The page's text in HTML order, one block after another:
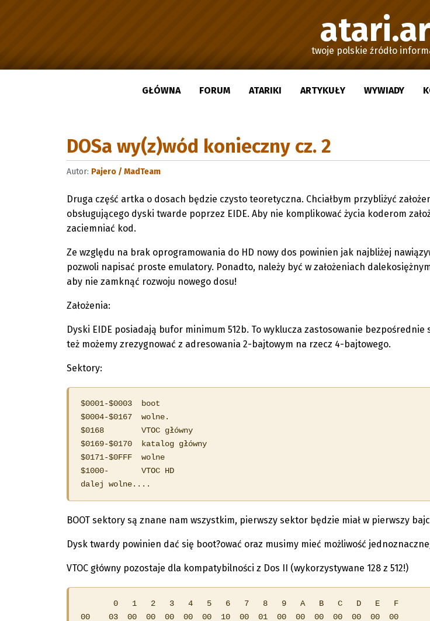
twoje polskie źródło
GŁÓWNA FORUM ATARIKI ARTYKUŁY WYWIADY
DOSa wy(z)wód konieczny cz. 2
Autor: Pajero / MadTeam
Druga część artka o dosach będzie czysto teoretyczna. Chciałbym przybliżyć
obsługującego dyski twarde poprzez EIDE. Aby nie komplikować życia koderom
zaciemniać kod.
Ze względu na brak oprogramowania do HD nowy dos powinien jak najbliżej
pozwoli napisać proste emulatory. Ponadto, należy być w założeniach
aby nie zamknąć rozwoju nowego dosu!
Założenia:
Dyski EIDE posiadają bufor minimum 512b. To wyklucza zastosowanie
też możemy zrezygnować z adresowania 2-bajtowym na rzecz 4-bajtowego.
Sektory:
$0001-$0003  boot
$0004-$0167  wolne.
$0168        VTOC główny
$0169-$0170  katalog główny
$0171-$0FFF  wolne
$1000-       VTOC HD
dalej wolne....
BOOT sektory są znane nam wszystkim, pierwszy sektor będzie miał w pierwszy
Dysk twardy powinien dać się boot?ować oraz musimy mieć możliwość
VTOC główny pozostaje dla kompatybilności z Dos II (wykorzystywane 128 z 512!)
       0   1   2   3   4   5   6   7   8   9   A   B   C   D   E   F
00    03  00  00  00  00  00  10  00  01  00  00  00  00  00  00  00